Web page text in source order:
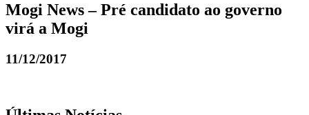
Mogi News – Pré candidato ao governo
virá a Mogi
11/12/2017